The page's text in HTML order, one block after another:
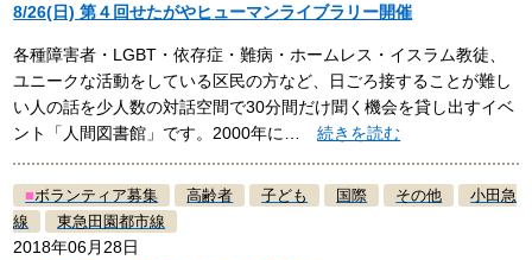
8/26(日) 第４回せたがやヒューマンライブラリー開催
各種障害者・LGBT・依存症・難病・ホームレス・イスラム教徒、
ユニークな活動をしている区民の方など、日ごろ接することが難し
い人の話を少人数の対話空間で30分間だけ聞く機会を貸し出すイベ
ント「人間図書館」です。2000年に…続きを読む
■ボランティア募集 高齢者 子ども 国際 その他
小田急
線
東急田園都市線
2018年06月28日